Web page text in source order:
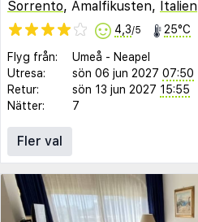
Sorrento, Amalfikusten, Italien
4,3/5 25°C
Flyg från: Umeå - Neapel
Utresa:
sön 06 jun 2027 07:50
Retur:
sön 13 jun 2027 15:55
Nätter:
7
Fler val